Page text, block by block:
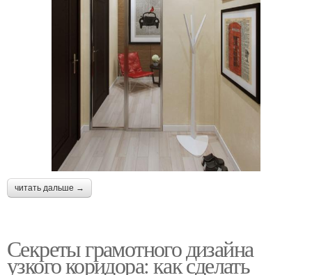
читать дальше →
Секреты грамотного дизайна
узкого коридора: как сделать